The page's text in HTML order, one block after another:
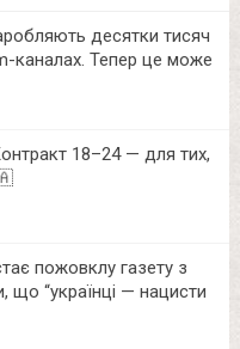
десятки тисяч
каналах. Тепер це може
18–24 — для тих,
пожовклу газету з
що “українці — нацисти